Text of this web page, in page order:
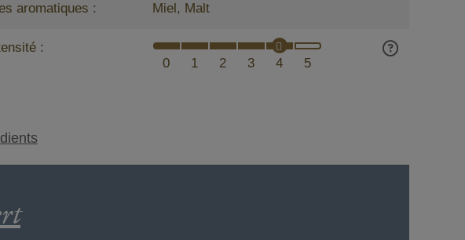
aromatiques : Miel, Malt
:
0
1 2 3 4 5